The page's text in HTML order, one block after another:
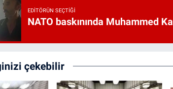
EDITÖRÜN SEÇTIĞI
NATO baskınında Muhammed
çekebilir